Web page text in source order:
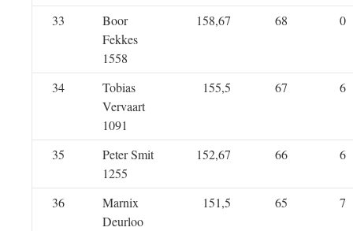
33
Boor
Fekkes
1558
158,67 68 0
34
Tobias
Vervaart
1091
155,5 67 6
35
Peter Smit
1255
152,67 66 6
36
Marnix
Deurloo
151,5 65 7